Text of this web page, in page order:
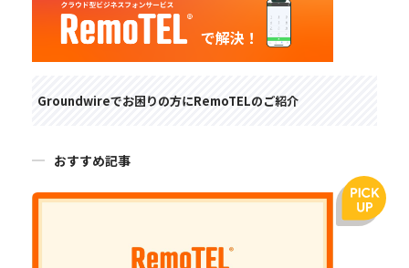
Groundwireでお困りの方にRemoTELのご紹介
おすすめ記事